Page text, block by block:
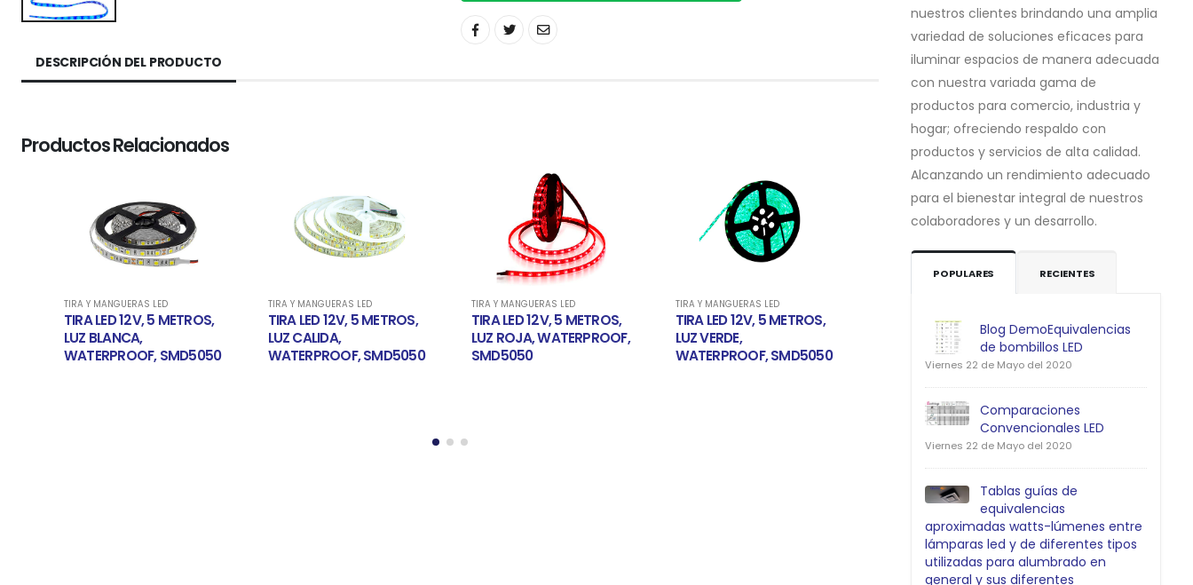
DESCRIPCIÓN DEL PRODUCTO
Productos Relacionados
TIRA Y MANGUERAS LED
TIRA LED 12V, 5 METROS,
LUZ CALIDA,
WATERPROOF, SMD5050
TIRA Y MANGUERAS LED
TIRA LED 12V, 5 METROS,
LUZ ROJA, WATERPROOF,
SMD5050
TIRA Y MANGUERAS LED
TIRA LED 12V, 5 METROS,
LUZ VERDE,
WATERPROOF, SMD5050
TIRA Y MANGUERAS LED
TIRA LED 12V, 5 METROS,
LUZ AZUL, WATERPROOF,
SMD5050
TIRA LED 12V, 5 METROS,
LUZ NARANJA, PARA
INTERIOR, SMD5050
TIRA LED 12V, 5
LUZ ROSADO,
nuestros clientes brindando una amplia
variedad de soluciones eficaces para
iluminar espacios de manera adecuada
con nuestra variada gama de
productos para comercio, industria y
hogar; ofreciendo respaldo con
productos y servicios de alta calidad.
Alcanzando un rendimiento adecuado
para el bienestar integral de nuestros
colaboradores y un desarrollo.
POPULARES RECIENTES
Blog DemoEquivalencias
de bombillos LED
Viernes 22 de Mayo del 2020
Comparaciones
Convencionales LED
Viernes 22 de Mayo del 2020
Tablas guías de
equivalencias
aproximadas watts-lúmenes entre
lámparas led y de diferentes tipos
utilizadas para alumbrado en
general y sus diferentes